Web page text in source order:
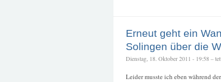
Erneut geht ein
Solingen über die
Dienstag, 18. Oktober 2011 - 19:58 –
Leider musste ich eben während